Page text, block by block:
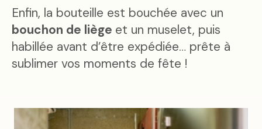
Enfin, la bouteille est bouchée avec un
bouchon de liège et un muselet, puis
habillée avant d’être expédiée… prête à
sublimer vos moments de fête !